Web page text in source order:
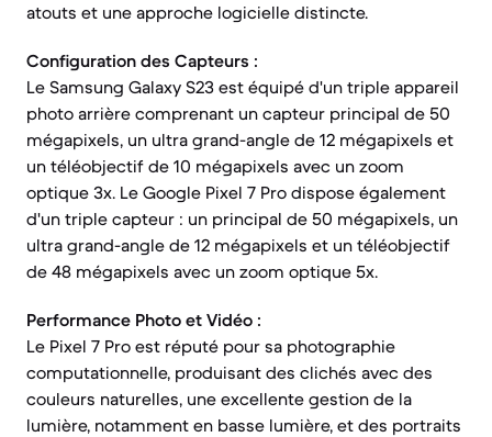
atouts et une approche logicielle distincte.
Configuration des Capteurs :
Le Samsung Galaxy S23 est équipé d'un triple appareil
photo arrière comprenant un capteur principal de 50
mégapixels, un ultra grand-angle de 12 mégapixels et
un téléobjectif de 10 mégapixels avec un zoom
optique 3x. Le Google Pixel 7 Pro dispose également
d'un triple capteur : un principal de 50 mégapixels, un
ultra grand-angle de 12 mégapixels et un téléobjectif
de 48 mégapixels avec un zoom optique 5x.
Performance Photo et Vidéo :
Le Pixel 7 Pro est réputé pour sa photographie
computationnelle, produisant des clichés avec des
couleurs naturelles, une excellente gestion de la
lumière, notamment en basse lumière, et des portraits